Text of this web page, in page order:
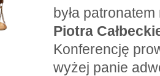
była
Piotra
Konferencję
wyżej panie